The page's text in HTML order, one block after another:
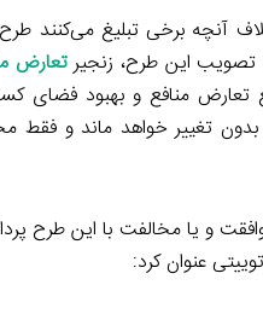
آنچه برخی تبلیغ
تصویب این طرح، زنجیرتعارض
منافع و بهبود فضای
تغییر خواهد ماند و
و یا مخالفت با این طرح
عنوان کرد: